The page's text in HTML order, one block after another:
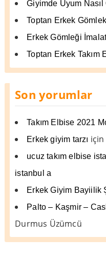
Giyimde Uyum Nasıl
Toptan Erkek
Erkek Gömleği
Toptan Erkek Takım
Son yorumlar
Takım Elbise 2021
Erkek giyim tarzı için
ucuz takım elbise
istanbul a
Erkek Giyim Bayiilik
Palto – Kaşmir –
Durmus Üzümcü